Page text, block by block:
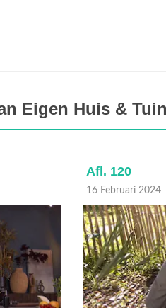
Eigen Huis &
Afl. 120
16 Februari 2024